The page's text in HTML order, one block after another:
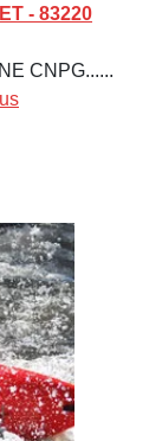
- 83220
CNPG......